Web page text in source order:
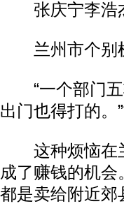
张庆宁李浩
兰州市个别机
“一个部门五
出门也得打的。
这种烦恼在兰
成了赚钱的机会
都是卖给附近郊